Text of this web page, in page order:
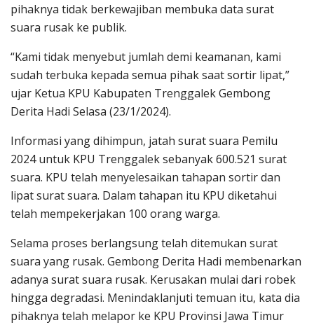
pihaknya tidak berkewajiban membuka data surat
suara rusak ke publik.
“Kami tidak menyebut jumlah demi keamanan, kami
sudah terbuka kepada semua pihak saat sortir lipat,”
ujar Ketua KPU Kabupaten Trenggalek Gembong
Derita Hadi Selasa (23/1/2024).
Informasi yang dihimpun, jatah surat suara Pemilu
2024 untuk KPU Trenggalek sebanyak 600.521 surat
suara. KPU telah menyelesaikan tahapan sortir dan
lipat surat suara. Dalam tahapan itu KPU diketahui
telah mempekerjakan 100 orang warga.
Selama proses berlangsung telah ditemukan surat
suara yang rusak. Gembong Derita Hadi membenarkan
adanya surat suara rusak. Kerusakan mulai dari robek
hingga degradasi. Menindaklanjuti temuan itu, kata dia
pihaknya telah melapor ke KPU Provinsi Jawa Timur